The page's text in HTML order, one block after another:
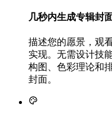
几秒内生成专辑封
描述您的愿景，观
实现。无需设计技
构图、色彩理论和
封面。